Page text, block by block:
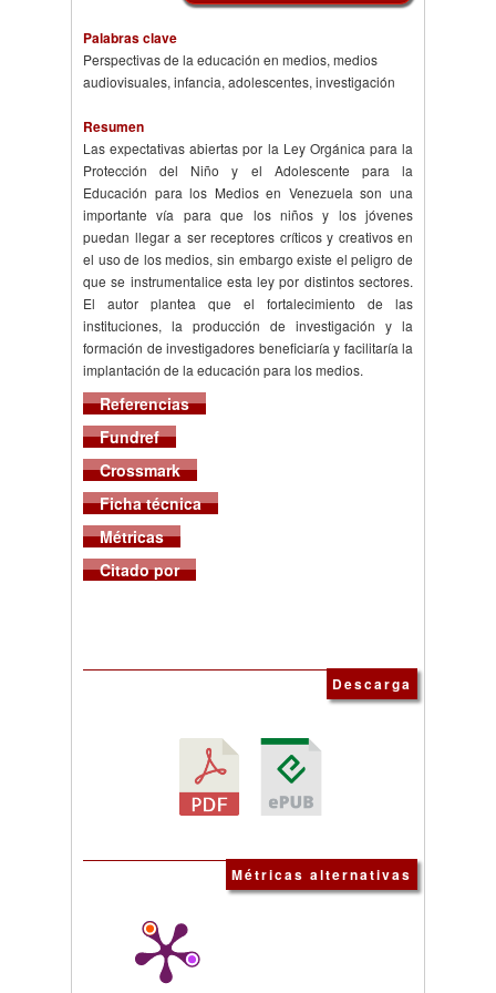
Palabras clave
Perspectivas de la educación en medios, medios
audiovisuales, infancia, adolescentes, investigación
Resumen
Las expectativas abiertas por la Ley Orgánica para la
Protección del Niño y el Adolescente para la
Educación para los Medios en Venezuela son una
importante vía para que los niños y los jóvenes
puedan llegar a ser receptores críticos y creativos en
el uso de los medios, sin embargo existe el peligro de
que se instrumentalice esta ley por distintos sectores.
El autor plantea que el fortalecimiento de las
instituciones, la producción de investigación y la
formación de investigadores beneficiaría y facilitaría la
implantación de la educación para los medios.
Referencias
Fundref
Crossmark
Ficha técnica
Métricas
Citado por
Descarga
Métricas alternativas